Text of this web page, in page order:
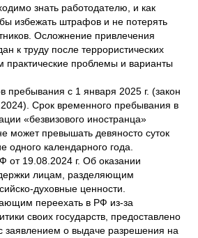
знать работодателю, и как
избежать штрафов и не потерять
Осложнение привлечения
к труду после террористических
практические проблемы и варианты
пребывания с 1 января 2025 г. (закон
Срок временного пребывания в
«безвизового иностранца»
может превышать девяносто суток
одного календарного года.
от 19.08.2024 г. Об оказании
лицам, разделяющим
духовные ценности.
переехать в РФ из-за
своих государств, предоставлено
заявлением о выдаче разрешения на